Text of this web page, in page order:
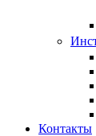
Контакты